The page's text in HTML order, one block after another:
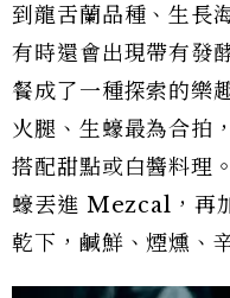
到龍舌蘭品種、生長
有時還會出現帶有發
餐成了一種探索的樂
火腿、生蠔最為合拍
搭配甜點或白醬料理
蠔丟進 Mezcal，再
乾下，鹹鮮、煙燻、